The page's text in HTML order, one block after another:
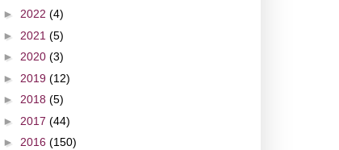
► 2022 (4)
► 2021 (5)
► 2020 (3)
► 2019 (12)
► 2018 (5)
► 2017 (44)
► 2016 (150)